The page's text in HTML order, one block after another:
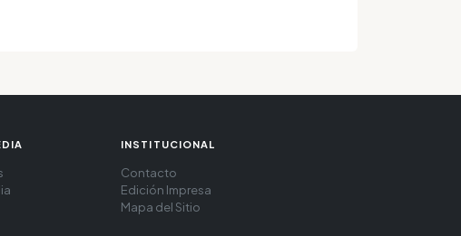
INSTITUCIONAL
Contacto
Edición Impresa
Mapa del Sitio